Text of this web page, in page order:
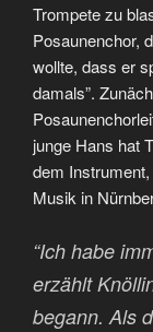
Trompete zu
Posaunenchor,
wollte, dass er
damals”.
junge Hans hat
dem
Musik in
“Ich habe
erzählt
begann. Als